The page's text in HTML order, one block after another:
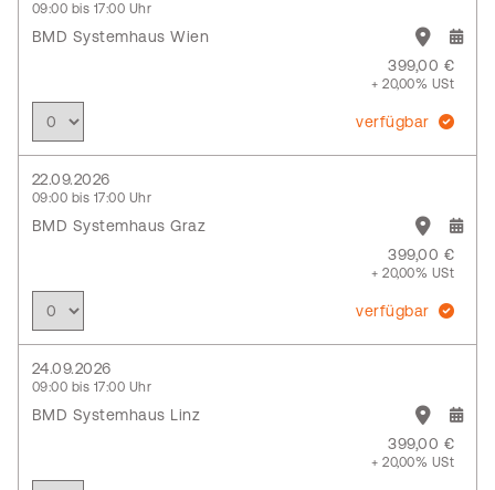
09:00 bis 17:00 Uhr
BMD Systemhaus Wien
399,00 €
+ 20,00% USt
verfügbar
22.09.2026
09:00 bis 17:00 Uhr
BMD Systemhaus Graz
399,00 €
+ 20,00% USt
verfügbar
24.09.2026
09:00 bis 17:00 Uhr
BMD Systemhaus Linz
399,00 €
+ 20,00% USt